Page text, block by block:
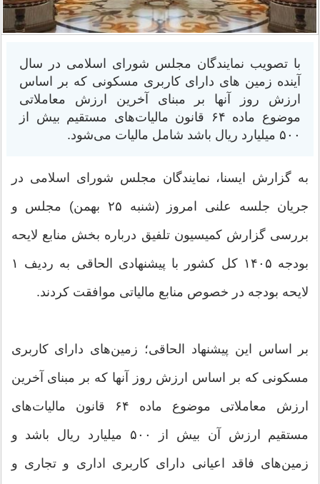
با تصویب نمایندگان مجلس شورای اسلامی در سال
آینده زمین های دارای کاربری مسکونی که بر اساس
ارزش روز آنها بر مبنای آخرین ارزش معاملاتی
موضوع ماده ۶۴ قانون مالیات‌های مستقیم بیش از
۵۰۰ میلیارد ریال باشد شامل مالیات می‌شود.
به گزارش ایسنا، نمایندگان مجلس شورای اسلامی در
جریان جلسه علنی امروز (شنبه ۲۵ بهمن) مجلس و
بررسی گزارش کمیسیون تلفیق درباره بخش منابع لایحه
بودجه ۱۴۰۵ کل کشور با پیشنهادی الحاقی به ردیف ۱
لایحه بودجه در خصوص منابع مالیاتی موافقت کردند.
بر اساس این پیشنهاد الحاقی؛ زمین‌های دارای کاربری
مسکونی که بر اساس ارزش روز آنها که بر مبنای آخرین
ارزش معاملاتی موضوع ماده ۶۴ قانون مالیات‌های
مستقیم ارزش آن بیش از ۵۰۰ میلیارد ریال باشد و
زمین‌های فاقد اعیانی دارای کاربری اداری و تجاری و